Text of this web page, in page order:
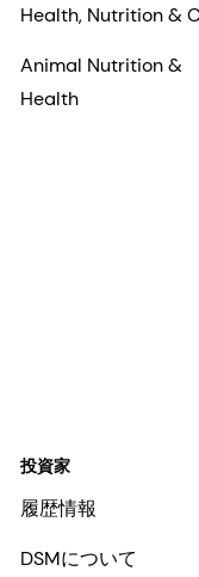
Health, Nutrition &
Animal Nutrition &
Health
投資家
履歴情報
DSMについて